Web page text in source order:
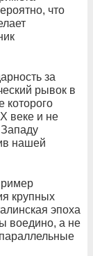
что
за
рывок в
которого
веке и не
Западу
нашей
крупных
эпоха
воедино, а не